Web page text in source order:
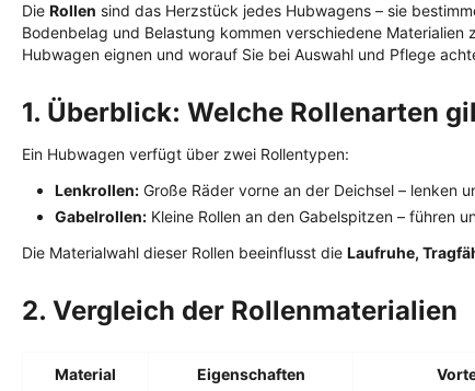
Die Rollen sind das Herzstück jedes Hubwagens – sie
Bodenbelag und Belastung kommen verschiedene
Hubwagen eignen und worauf Sie bei Auswahl und Pflege
1. Überblick: Welche Rollenarten
Ein Hubwagen verfügt über zwei Rollentypen:
Lenkrollen: Große Räder vorne an der Deichsel – lenken
Gabelrollen: Kleine Rollen an den Gabelspitzen – führen
Die Materialwahl dieser Rollen beeinflusst die Laufruhe,
2. Vergleich der Rollenmaterialien
Material Eigenschaften